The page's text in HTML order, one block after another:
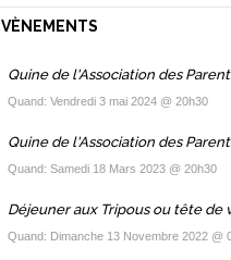
Quand: Vendredi 3 mai 2024 @ 20h30
Quand: Samedi 18 Mars 2023 @ 20h30
Quand: Dimanche 13 Novembre 2022 @